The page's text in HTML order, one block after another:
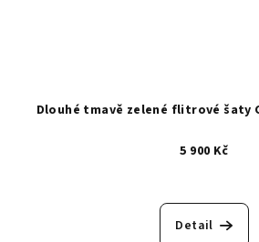
Dlouhé tmavě zelené flitrové šaty
5 900 Kč
Detail